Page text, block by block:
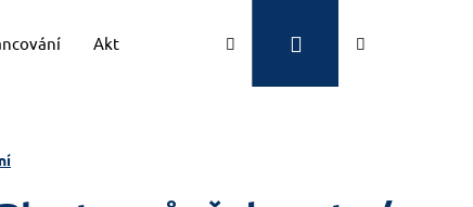
Aktuality Kontakty ZnačkyPřihlášení